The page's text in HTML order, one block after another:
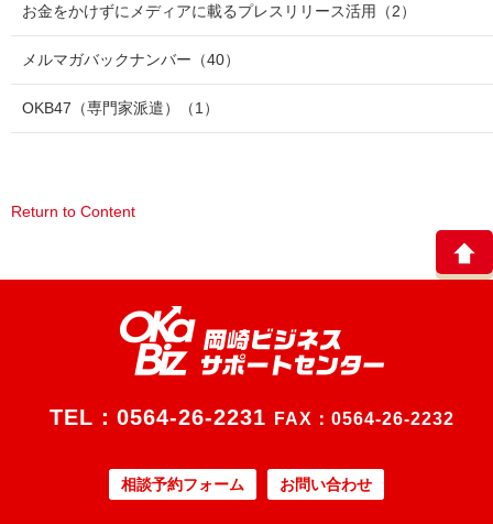
お金をかけずにメディアに載るプレスリリース活用 （2）
メルマガバックナンバー （40）
OKB47（専門家派遣） （1）
Return to Content
TEL： 0564-26-2231 FAX：0564-26-2232
相談予約フォーム お問い合わせ